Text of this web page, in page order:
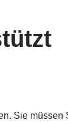
Sie müssen